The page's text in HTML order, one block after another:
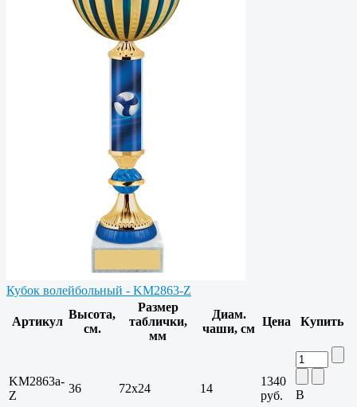
Кубок волейбольный - KM2863-Z
Артикул
Высота,
см.
Размер
таблички,
мм
Диам.
чаши, см
Цена Купить
KM2863a-
Z
36 72х24 14
1340
руб.
В